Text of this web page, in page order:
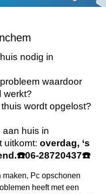
nodig in
waardoor
werkt?
wordt opgelost?
aan huis in
uitkomt: overdag, ‘s
☎️06-28720437☎️
Pc opschonen
heeft met een